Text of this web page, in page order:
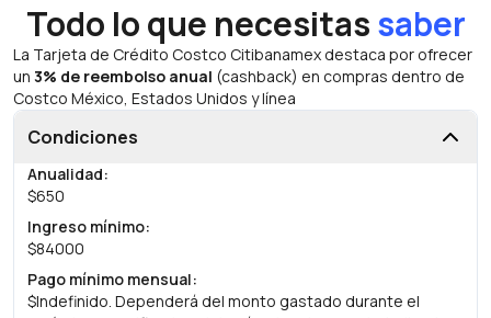
Todo lo que necesitassaber
La Tarjeta de Crédito Costco Citibanamex destaca por ofrecer
un 3% de reembolso anual (cashback) en compras dentro de
Costco México, Estados Unidos y línea
Condiciones
Anualidad:
$650
Ingreso mínimo:
$84000
Pago mínimo mensual:
$Indefinido. Dependerá del monto gastado durante el